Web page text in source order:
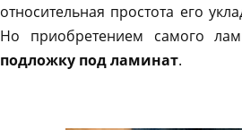
относительная простота его
Но приобретением самого
подложку под ламинат.